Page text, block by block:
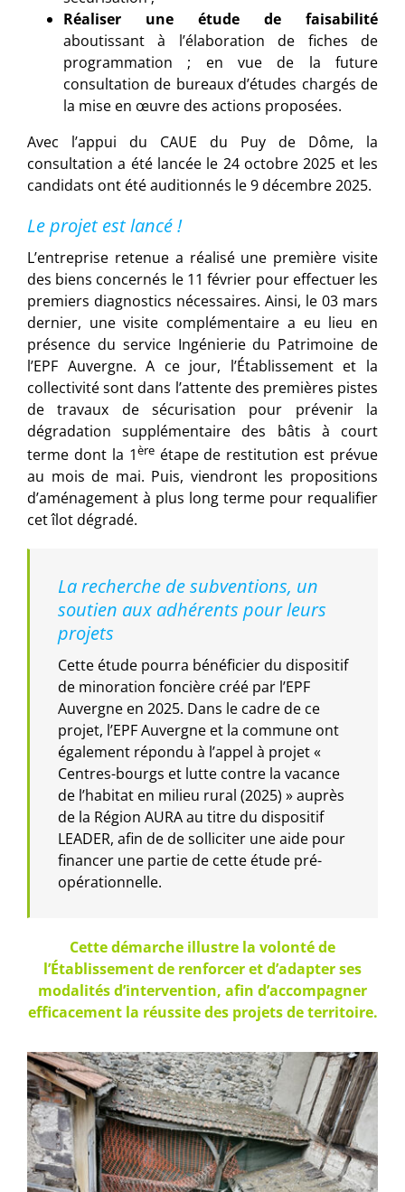
Réaliser une étude de faisabilité
aboutissant à l’élaboration de fiches de
programmation ; en vue de la future
consultation de bureaux d’études chargés de
la mise en œuvre des actions proposées.
Avec l’appui du CAUE du Puy de Dôme, la
consultation a été lancée le 24 octobre 2025 et les
candidats ont été auditionnés le 9 décembre 2025.
Le projet est lancé !
L’entreprise retenue a réalisé une première visite
des biens concernés le 11 février pour effectuer les
premiers diagnostics nécessaires. Ainsi, le 03 mars
dernier, une visite complémentaire a eu lieu en
présence du service Ingénierie du Patrimoine de
l’EPF Auvergne. A ce jour, l’Établissement et la
collectivité sont dans l’attente des premières pistes
de travaux de sécurisation pour prévenir la
dégradation supplémentaire des bâtis à court
terme dont la 1èreétape de restitution est prévue
au mois de mai. Puis, viendront les propositions
d’aménagement à plus long terme pour requalifier
cet îlot dégradé.
La recherche de subventions, un
soutien aux adhérents pour leurs
projets
Cette étude pourra bénéficier du dispositif
de minoration foncière créé par l’EPF
Auvergne en 2025. Dans le cadre de ce
projet, l’EPF Auvergne et la commune ont
également répondu à l’appel à projet «
Centres-bourgs et lutte contre la vacance
de l’habitat en milieu rural (2025) » auprès
de la Région AURA au titre du dispositif
LEADER, afin de de solliciter une aide pour
financer une partie de cette étude pré-
opérationnelle.
Cette démarche illustre la volonté de
l’Établissement de renforcer et d’adapter ses
modalités d’intervention, afin d’accompagner
efficacement la réussite des projets de territoire.